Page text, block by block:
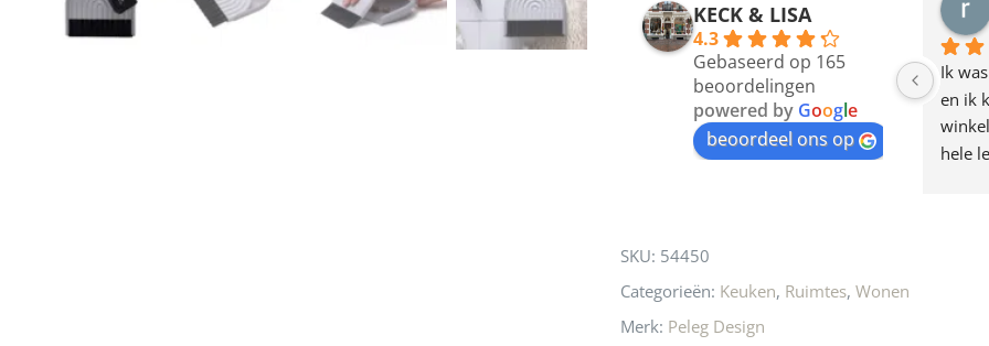
KECK & LISA
4.3
Gebaseerd op 165
beoordelingen
powered by Google
beoordeel ons op
Ik
en ik
hele
SKU: 54450
Categorieën: Keuken, Ruimtes, Wonen
Merk: Peleg Design